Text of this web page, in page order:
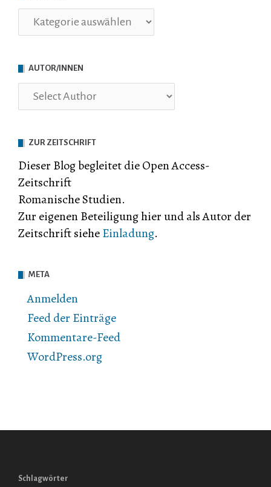
Rubriken
AUTOR/INNEN
ZUR ZEITSCHRIFT
Dieser Blog begleitet die Open Access-
Zeitschrift
Romanische Studien.
Zur eigenen Beteiligung hier und als Autor der
Zeitschrift sieheEinladung.
META
Anmelden
Feed der Einträge
Kommentare-Feed
WordPress.org
Schlagwörter